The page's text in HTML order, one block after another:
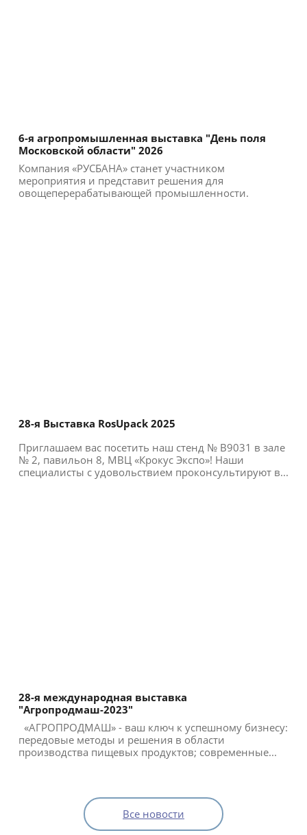
6-я агропромышленная выставка "День поля
Московской области" 2026
Компания «РУСБАНА» станет участником
мероприятия и представит решения для
овощеперерабатывающей промышленности.
28-я Выставка RosUpack 2025
Приглашаем вас посетить наш стенд № B9031 в зале
№ 2, павильон 8, МВЦ «Крокус Экспо»! Наши
специалисты с удовольствием проконсультируют в...
28-я международная выставка
"Агропродмаш-2023"
«АГРОПРОДМАШ» - ваш ключ к успешному бизнесу:
передовые методы и решения в области
производства пищевых продуктов; современные...
Все новости